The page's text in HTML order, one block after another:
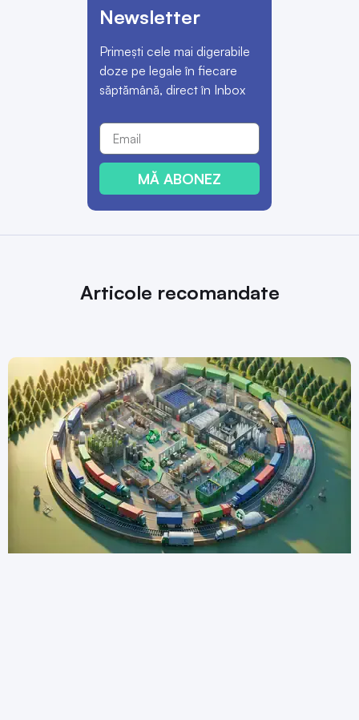
Newsletter
Primești cele mai digerabile
doze pe legale în fiecare
săptămână, direct în Inbox
MĂ ABONEZ
Articole recomandate